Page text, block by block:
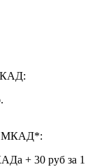
МКАД*:
+ 30 руб за 1